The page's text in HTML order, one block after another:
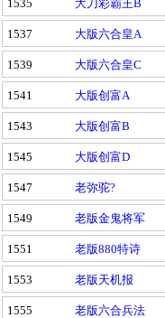
1535 大刀彩霸王B
1537 大版六合皇A
1539 大版六合皇C
1541 大版创富A
1543 大版创富B
1545 大版创富D
1547 老弥驼?
1549 老版金鬼将军
1551 老版880特诗
1553 老版天机报
1555 老版六合兵法